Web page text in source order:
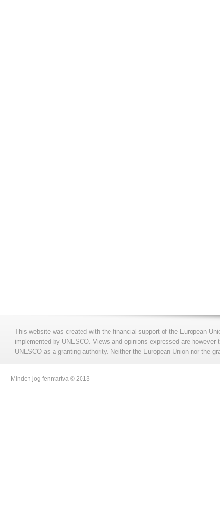
This website was created with the financial support of the European
implemented by UNESCO. Views and opinions expressed are
UNESCO as a granting authority. Neither the European Union nor the
Minden jog fenntartva © 2013